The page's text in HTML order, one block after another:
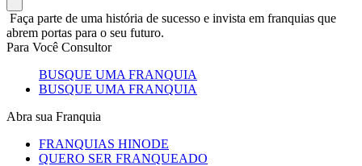
Faça parte de uma história de sucesso e invista em franquias que
abrem portas para o seu futuro.
Para Você Consultor
BUSQUE UMA FRANQUIA
BUSQUE UMA FRANQUIA
Abra sua Franquia
FRANQUIAS HINODE
QUERO SER FRANQUEADO